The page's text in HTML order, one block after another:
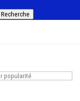
Recherche